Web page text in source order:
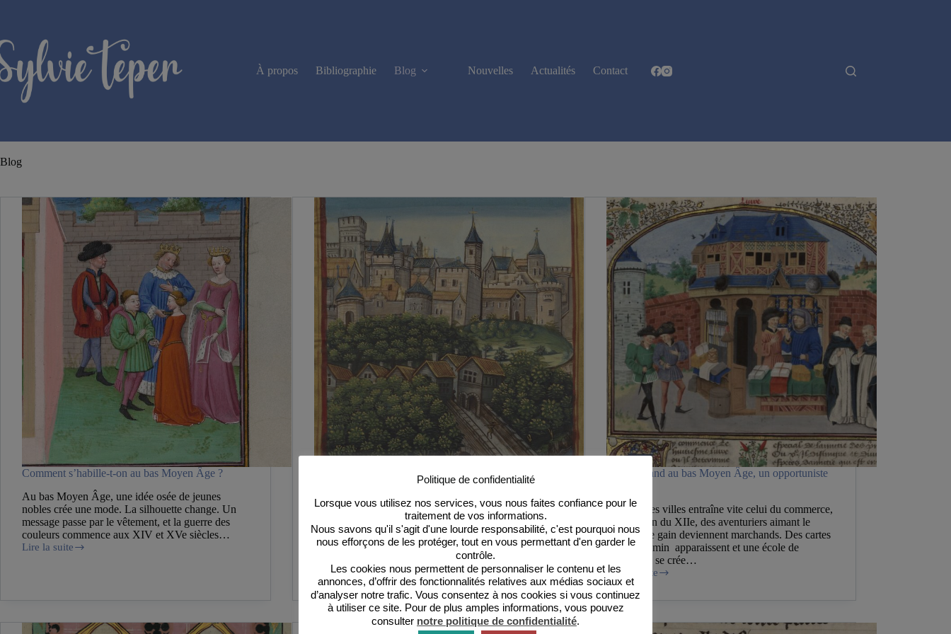
À propos Bibliographie Blog Nouvelles Actualités Contact
Blog
Comment s’habille-t-on au bas Moyen Âge ?
Au bas Moyen Âge, une idée osée de jeunes
nobles crée une mode. La silhouette change. Un
message passe par le vêtement, et la guerre des
couleurs commence aux XIV et XVe siècles…
Lire la suite
Comment
Moyen
Comment vit-on en ville au Moyen Âge ?
Nouvel espace de vie à la fin du Xe , le bourg
impose une manière inédite de se loger et de vivre.
Une forte population commerçante court s’y
installer et forme bientôt une classe influente, la
bourgeoisie.
Comment
on
en
ville
Le marchand au bas Moyen Âge, un opportuniste
L’essor des villes entraîne vite celui du commerce,
et dès la fin du XIIe, des aventuriers aimant le
risque et le gain deviennent marchands. Des cartes
sur parchemin apparaissent et une école de
commerce se crée…
Lire la suite
Le
marchand
au
bas
Politique de confidentialité
Lorsque vous utilisez nos services, vous nous faites confiance pour le
traitement de vos informations.
Nous savons qu'il s'agit d'une lourde responsabilité, c'est pourquoi nous
nous efforçons de les protéger, tout en vous permettant d'en garder le
contrôle.
Les cookies nous permettent de personnaliser le contenu et les
annonces, d’offrir des fonctionnalités relatives aux médias sociaux et
d’analyser notre trafic. Vous consentez à nos cookies si vous continuez
à utiliser ce site. Pour de plus amples informations, vous pouvez
consulter notre politique de confidentialité.